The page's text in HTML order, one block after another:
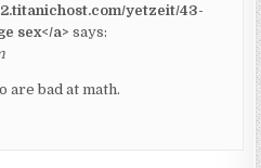
yetzeit/43-
sex</a> says:
are bad at math.